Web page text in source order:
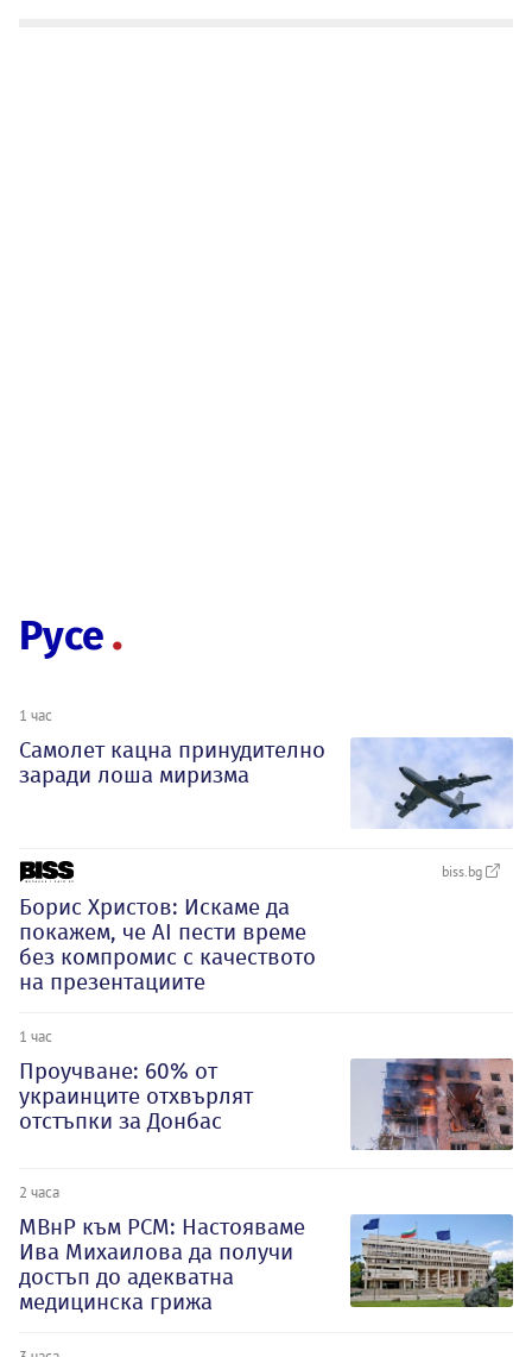
Русе
1 час
Самолет кацна принудително
заради лоша миризма
biss.bg
Борис Христов: Искаме да
покажем, че АI пести време
без компромис с качеството
на презентациите
1 час
Проучване: 60% от
украинците отхвърлят
отстъпки за Донбас
2 часа
МВнР към РСМ: Настояваме
Ива Михаилова да получи
достъп до адекватна
медицинска грижа